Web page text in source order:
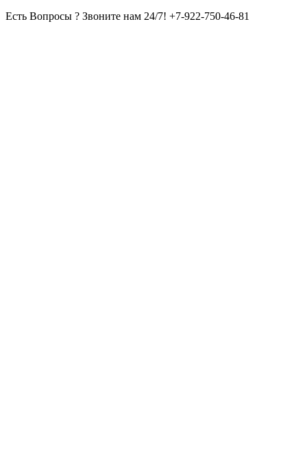
Есть Вопросы ? Звоните нам 24/7! +7-922-750-46-81